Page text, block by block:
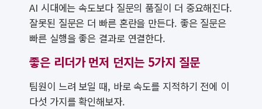
AI 시대에는 속도보다 질문의 품질이 더 중요해진다.
잘못된 질문은 더 빠른 혼란을 만든다. 좋은 질문은
빠른 실행을 좋은 결과로 연결한다.
좋은 리더가 먼저 던지는 5가지 질문
팀원이 느려 보일 때, 바로 속도를 지적하기 전에 이
다섯 가지를 확인해보자.